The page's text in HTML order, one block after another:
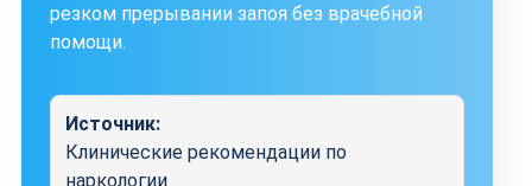
резком прерывании запоя без врачебной
помощи.
Источник:
Клинические рекомендации по
наркологии